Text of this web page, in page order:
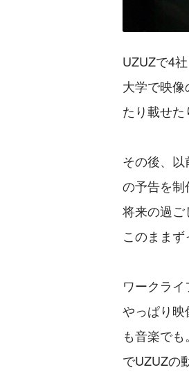
UZUZで4
大学で映
たり載せた
その後、
の予告を制
将来の過ご
このまま
ワークラ
やっぱり
も音楽で
でUZUZの